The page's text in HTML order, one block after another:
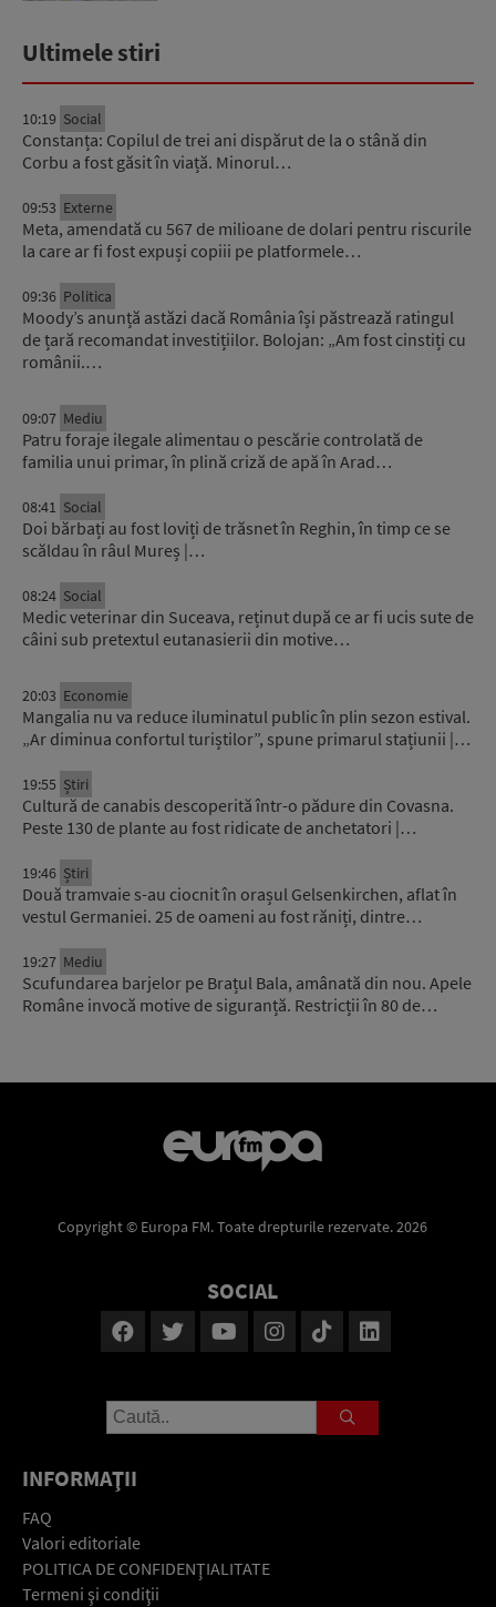
Ultimele stiri
10:19 Social
Constanța: Copilul de trei ani dispărut de la o stână din
Corbu a fost găsit în viață. Minorul…
09:53 Externe
Meta, amendată cu 567 de milioane de dolari pentru riscurile
la care ar fi fost expuși copiii pe platformele…
09:36 Politica
Moody’s anunță astăzi dacă România își păstrează ratingul
de țară recomandat investițiilor. Bolojan: „Am fost cinstiți cu
românii.…
09:07 Mediu
Patru foraje ilegale alimentau o pescărie controlată de
familia unui primar, în plină criză de apă în Arad…
08:41 Social
Doi bărbați au fost loviți de trăsnet în Reghin, în timp ce se
scăldau în râul Mureș |…
08:24 Social
Medic veterinar din Suceava, reținut după ce ar fi ucis sute de
câini sub pretextul eutanasierii din motive…
20:03 Economie
Mangalia nu va reduce iluminatul public în plin sezon estival.
„Ar diminua confortul turiștilor”, spune primarul stațiunii |…
19:55 Știri
Cultură de canabis descoperită într-o pădure din Covasna.
Peste 130 de plante au fost ridicate de anchetatori |…
19:46 Știri
Două tramvaie s-au ciocnit în orașul Gelsenkirchen, aflat în
vestul Germaniei. 25 de oameni au fost răniți, dintre…
19:27 Mediu
Scufundarea barjelor pe Brațul Bala, amânată din nou. Apele
Române invocă motive de siguranță. Restricții în 80 de…
Copyright © Europa FM. Toate drepturile rezervate. 2026
SOCIAL
INFORMAŢII
FAQ
Valori editoriale
POLITICA DE CONFIDENŢIALITATE
Termeni şi condiţii